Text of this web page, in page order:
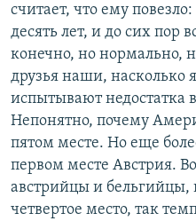
считает, что ему
десять лет, и до сих пор
конечно, но нормально,
друзья наши, насколько
испытывают недостатка
Непонятно, почему
пятом месте. Но еще
первом месте Австрия.
австрийцы и
четвертое место, так